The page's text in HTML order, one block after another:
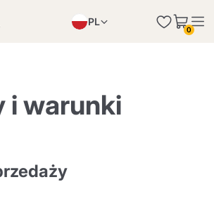
PL
0
i warunki
poprawnie dodany do koszyka
Kontynuuj zakupy
dozwoloną ilość